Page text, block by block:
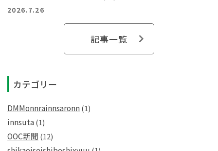
2026.7.26
記事一覧
カテゴリー
DMMonnrainnsaronn(1)
innsuta(1)
OOC新聞 (12)